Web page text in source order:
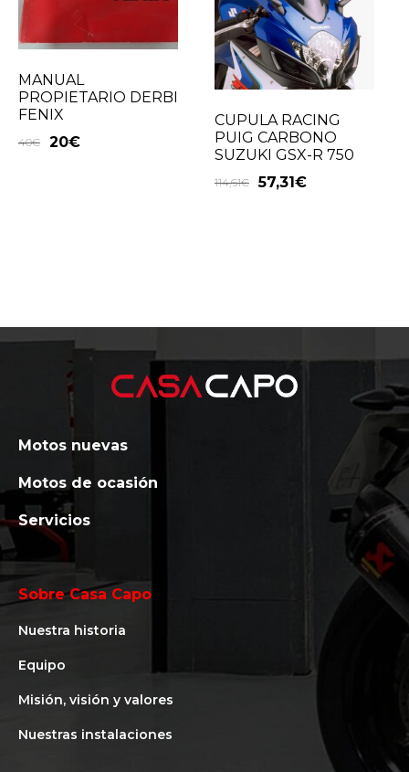
MANUAL
PROPIETARIO DERBI
FENIX
40€ 20€
CUPULA RACING
PUIG CARBONO
SUZUKI GSX-R 750
114,61€ 57,31€
Motos nuevas
Motos de ocasión
Servicios
Sobre Casa Capo
Nuestra historia
Equipo
Misión, visión y valores
Nuestras instalaciones